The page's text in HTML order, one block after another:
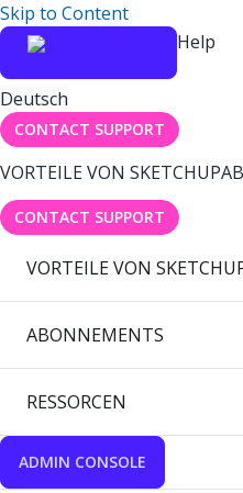
Skip to Content
Help
Deutsch
CONTACT SUPPORT
VORTEILE VON SKETCHUP
CONTACT SUPPORT
VORTEILE VON
ABONNEMENTS
RESSORCEN
ADMIN CONSOLE